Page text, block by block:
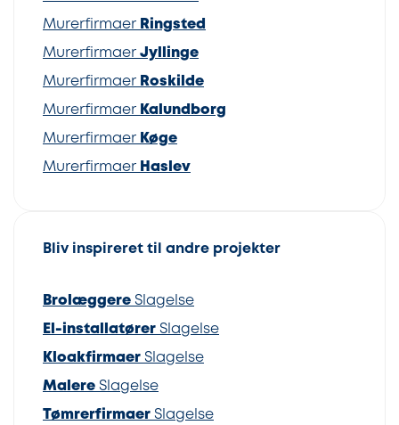
Murerfirmaer Ringsted
Murerfirmaer Jyllinge
Murerfirmaer Roskilde
Murerfirmaer Kalundborg
Murerfirmaer Køge
Murerfirmaer Haslev
Bliv inspireret til andre projekter
Brolæggere Slagelse
El-installatører Slagelse
Kloakfirmaer Slagelse
Malere Slagelse
Tømrerfirmaer Slagelse